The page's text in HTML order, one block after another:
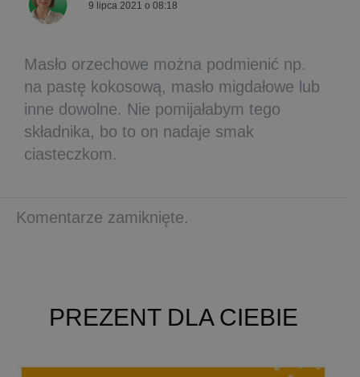
9 lipca 2021 o 08:18
Masło orzechowe można podmienić np.
na pastę kokosową, masło migdałowe lub
inne dowolne. Nie pomijałabym tego
składnika, bo to on nadaje smak
ciasteczkom.
Komentarze zamiknięte.
PREZENT DLA CIEBIE